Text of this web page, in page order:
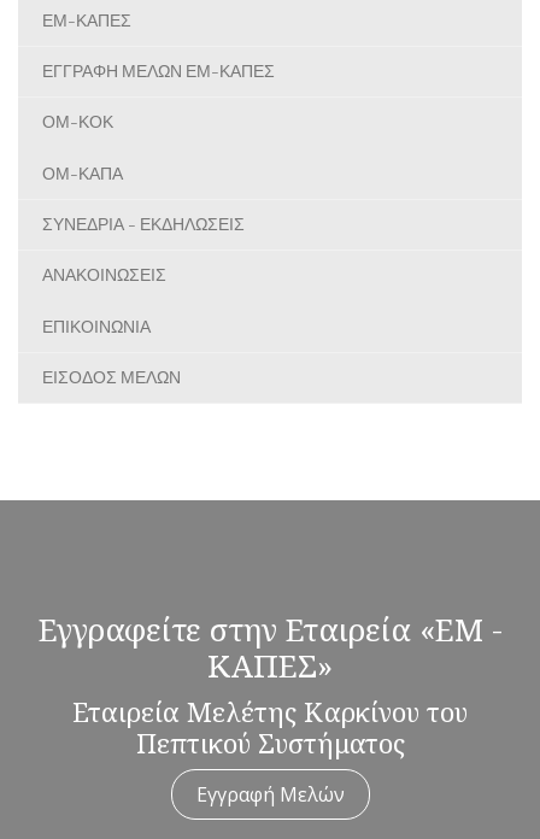
ΕΜ-ΚΑΠΕΣ
ΕΓΓΡΑΦΗ ΜΕΛΩΝ ΕΜ-ΚΑΠΕΣ
ΟΜ-ΚΟΚ
ΟΜ-ΚΑΠΑ
ΣΥΝΕΔΡΙΑ - ΕΚΔΗΛΩΣΕΙΣ
ΑΝΑΚΟΙΝΩΣΕΙΣ
ΕΠΙΚΟΙΝΩΝΙΑ
ΕΙΣΟΔΟΣ ΜΕΛΩΝ
Εγγραφείτε στην Εταιρεία «ΕΜ -
ΚΑΠΕΣ»
Εταιρεία Μελέτης Καρκίνου του
Πεπτικού Συστήματος
Εγγραφή Μελών